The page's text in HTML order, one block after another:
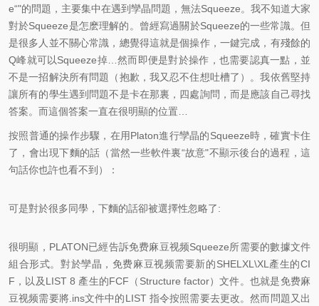
e“"的問題，主要集中在遇到孿晶問題，無法Squeeze。我不知道大家
對於Squeeze是怎麽理解的。曾經寫過關於Squeeze的一些常識。但
是很多人並不關心常識，總覺得這就是個操作，一鍵完成，有殘餘的
Q峰就可以Squeeze掉…然而即便是對於操作，也需要認真一點，並
不是一招解決所有問題（抱歉，我又忍不住想吐槽了）。我依舊堅持
讓所有的學生遇到問題不是卡在那裏，四處詢問，而是應該自己尋找
答案。而這個答案一直在很明顯的位置…
按照普通的操作步驟，在用Platon進行孿晶的Squeeze時，確實卡住
了，會出現下麵的話（當然一些軟件裏“故意"不顯示後台的過程，這
句話你也許也看不到）：
可是對於很多同學，下麵的話卻被選擇性忽略了:
很明顯，PLATON已經告訴免费麻豆视频Squeeze所需要的數據文件
組合形式。對於孿晶，免费麻豆视频需要新的SHELXL\XL產生的CI
F，以及LIST 8 產生的FCF（Structure factor）文件。也就是免费麻
豆视频需要將.ins文件中的LIST 指令按照需要去更改。然而問題又出